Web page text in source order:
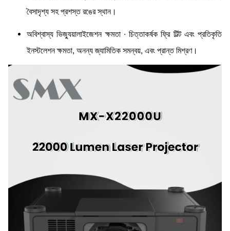
বৈসাদৃশ্য সহ প্রশস্ত রঙের স্থান।
অবিশ্বাস্য ভিজ্যুয়ালাইজেশন ক্ষমতা ∙ চিত্তাকর্ষক ফ্রি টিল্ট এবং প্রতিকৃতি
ইনস্টলেশন ক্ষমতা, অনন্য জ্যামিতিক সমন্বয়, এবং প্রান্ত মিশ্রণ।